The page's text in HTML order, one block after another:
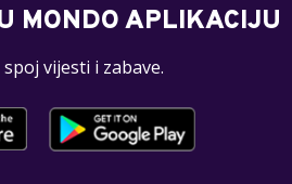
MONDO APLIKACIJU
vijesti i zabave.